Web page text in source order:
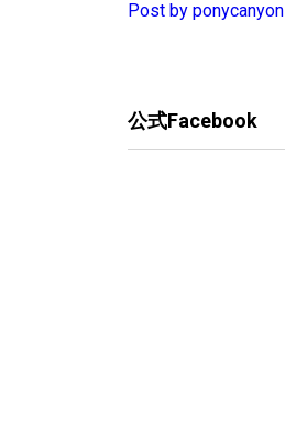
Post by ponycanyon
公式Facebook